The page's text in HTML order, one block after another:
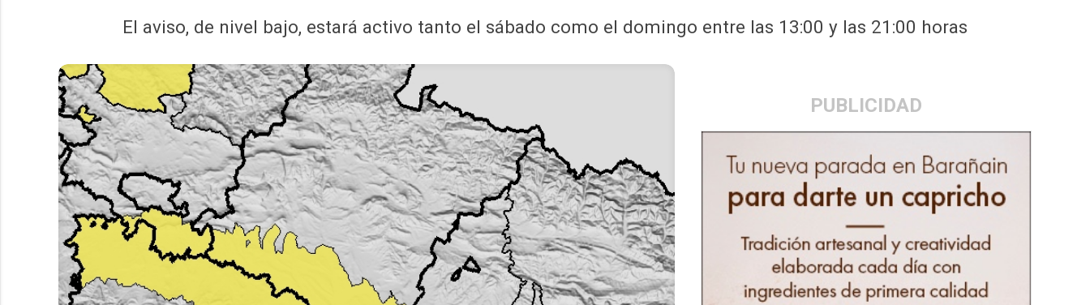
El aviso, de nivel bajo, estará activo tanto el sábado como el domingo entre las 13:00 y las 21:00 horas
PUBLICIDAD